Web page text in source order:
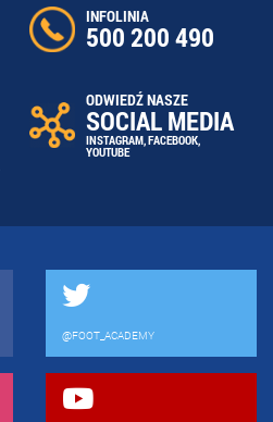
INFOLINIA
500 200 490
ODWIEDŹ NASZE
SOCIAL MEDIA
INSTAGRAM,FACEBOOK,
YOUTUBE
@FOOT_ACADEMY